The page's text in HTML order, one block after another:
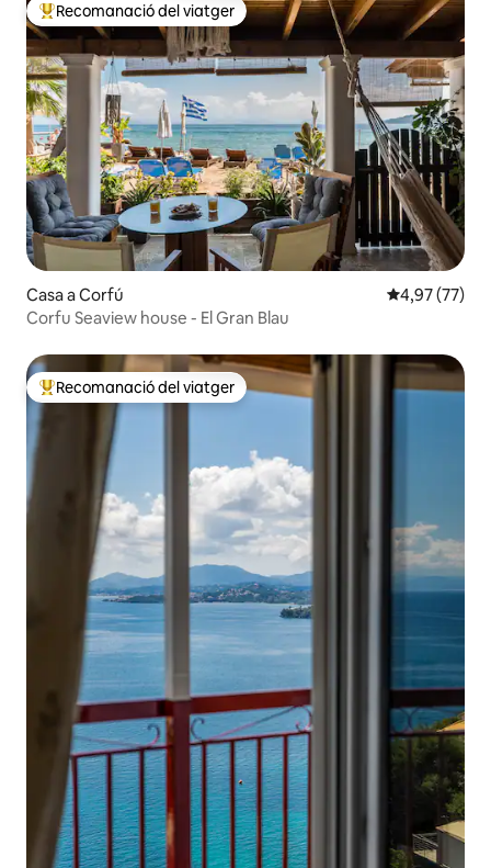
Principals recomanacions dels viatgers
Recomanació del viatger
Casa a Corfú 4,97 de
4,97 (77)
Corfu Seaview house - El Gran Blau
Principals recomanacions dels viatgers
Recomanació del viatger